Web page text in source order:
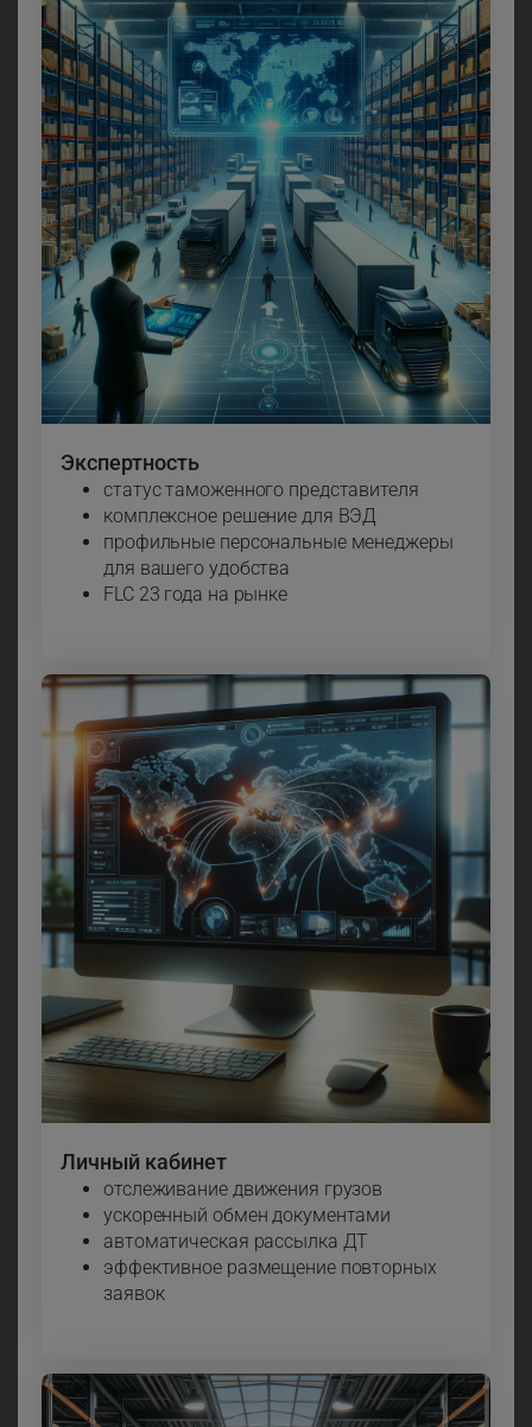
Экспертность
статус таможенного представителя
комплексное решение для ВЭД
профильные персональные менеджеры
для вашего удобства
FLC 23 года на рынке
Личный кабинет
отслеживание движения грузов
ускоренный обмен документами
автоматическая рассылка ДТ
эффективное размещение повторных
заявок